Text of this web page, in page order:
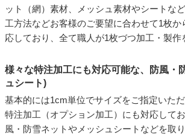
ット（網）素材、メッシュ素材やシートな
工方法などお客様のご要望に合わせて1枚
応しており、全て職人が1枚づつ加工・製作
様々な特注加工にも対応可能な、防風・
ュシート)
基本的には1cm単位でサイズをご指定いた
特注加工（オプション加工）にも対応して
風・防雪ネットやメッシュシートなどを取